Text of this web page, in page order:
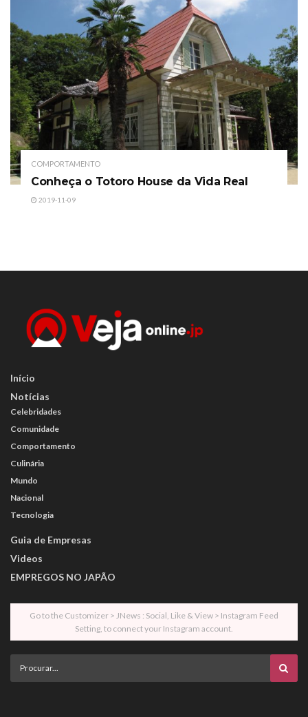
COMPORTAMENTO
Conheça o Totoro House da Vida Real
2019-11-09
Início
Notícias
Celebridades
Comunidade
Comportamento
Culinária
Mundo
Nacional
Tecnologia
Guia de Empresas
Videos
EMPREGOS NO JAPÃO
Go to the Customizer > JNews : Social, Like & View > Instagram Feed
Setting, to connect your Instagram account.